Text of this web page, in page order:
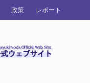
政策 レポート